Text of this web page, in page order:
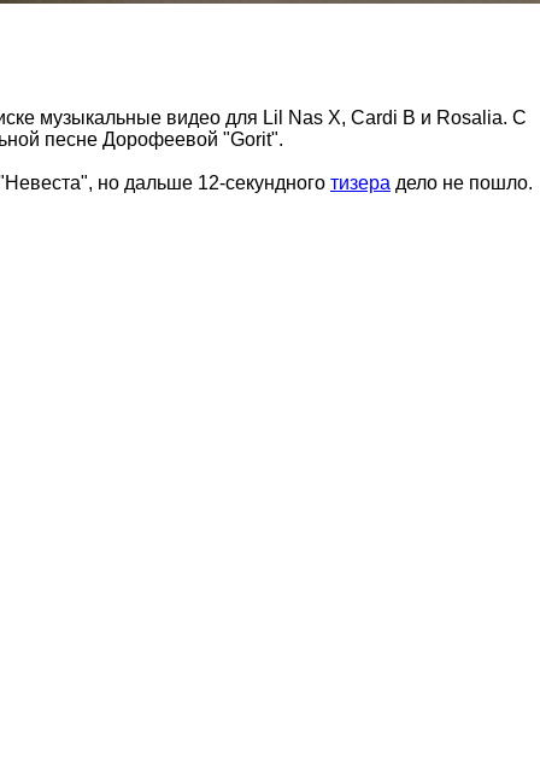
музыкальные видео для Lil Nas X, Cardi B и Rosalia. С
песне Дорофеевой "Gorit".
но дальше 12-секундного тизера дело не пошло.